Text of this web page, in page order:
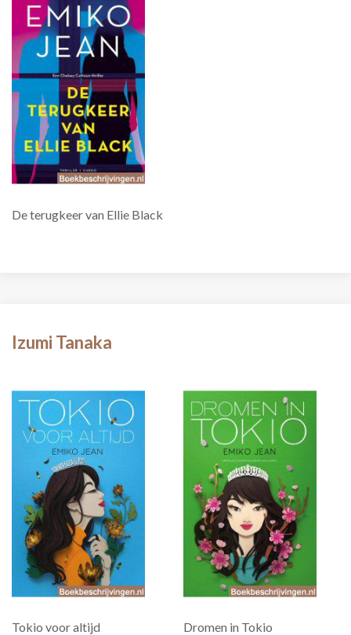
De terugkeer van Ellie Black
Izumi Tanaka
Tokio voor altijd Dromen in Tokio